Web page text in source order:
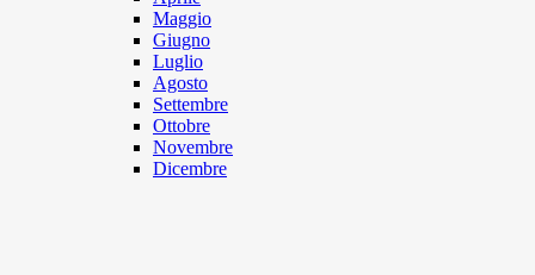
Maggio
Giugno
Luglio
Agosto
Settembre
Ottobre
Novembre
Dicembre